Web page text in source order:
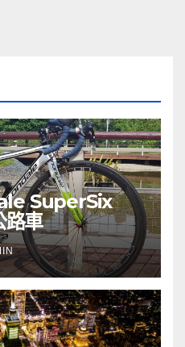
SuperSix
車